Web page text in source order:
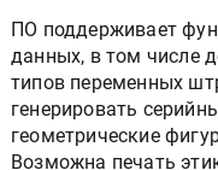
ПО поддерживает
данных, в том числе
типов переменных
генерировать
геометрические
Возможна печать